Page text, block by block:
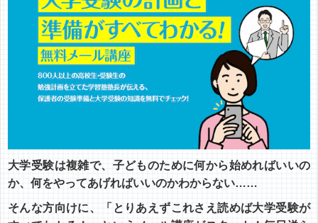
大学受験は複雑で、子どものために何から始めればいいの
か、何をやってあげればいいのかわからない……
そんな方向けに、「とりあえずこれさえ読めば大学受験が